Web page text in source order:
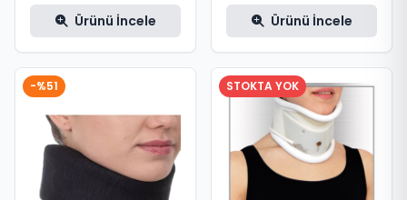
Ürünü İncele Ürünü İncele
-%51 STOKTA YOK